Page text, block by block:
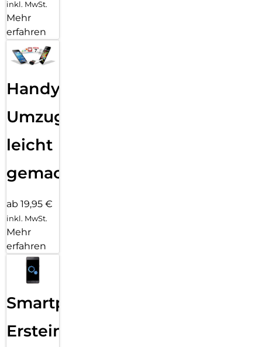
inkl. MwSt.
Mehr
erfahren
Handy
Umzug
leicht
gemacht!
ab 19,95 €
inkl. MwSt.
Mehr
erfahren
Smartphone
Ersteinrichtung